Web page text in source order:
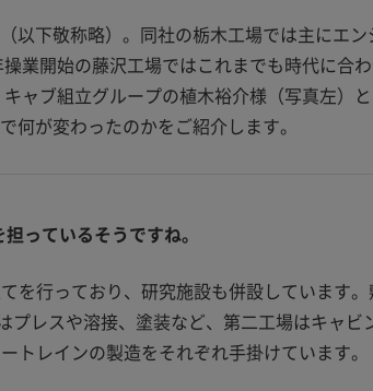
以下敬称略）。同社の栃木工場では主にエ
業開始の藤沢工場ではこれまでも時代に合
ャブ組立グループの植木裕介様（写真左）
何が変わったのかをご紹介します。
っているそうですね。
行っており、研究施設も併設しています
レスや溶接、塗装など、第二工場はキャ
レインの製造をそれぞれ手掛けています。